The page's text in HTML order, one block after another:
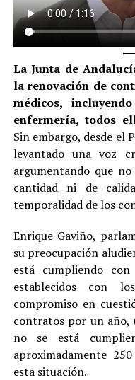
La Junta de
la renovación de
médicos,
enfermería, todos
Sin embargo, desde el
levantado una voz
argumentando que
cantidad ni de
temporalidad de los
Enrique Gaviño,
su preocupación
está cumpliendo
establecidos con
compromiso en
contratos por un año,
no se está
aproximadamente
esta situación.